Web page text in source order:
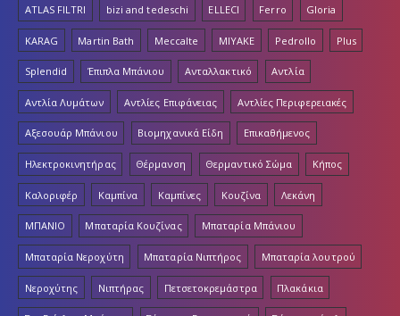
ATLAS FILTRI bizi and tedeschi ELLECI Ferro Gloria
KARAG Martin Bath Meccalte MIYAKE Pedrollo Plus
Splendid Έπιπλα Μπάνιου Ανταλλακτικό Αντλία
Αντλία Λυμάτων Αντλίες Επιφάνειας Αντλίες Περιφερειακές
Αξεσουάρ Μπάνιου Βιομηχανικά Είδη Επικαθήμενος
Ηλεκτροκινητήρας Θέρμανση Θερμαντικό Σώμα Κήπος
Καλοριφέρ Καμπίνα Καμπίνες Κουζίνα Λεκάνη
ΜΠΑΝΙΟ Μπαταρία Κουζίνας Μπαταρία Μπάνιου
Μπαταρία Νεροχύτη Μπαταρία Νιπτήρος Μπαταρία λουτρού
Νεροχύτης Νιπτήρας Πετσετοκρεμάστρα Πλακάκια